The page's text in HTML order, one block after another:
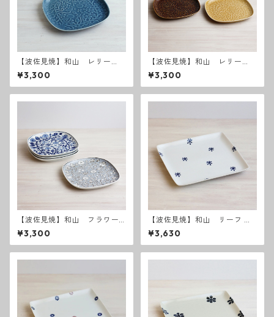
【波佐見焼】和山 レリー
フ・フラワーパレード 盛
皿 うす瑠璃
¥3,300
【波佐見焼】和山 レリー
フ・フラワーパレード 盛皿
¥3,300
【波佐見焼】和山 フラワー
パレード盛皿
¥3,300
【波佐見焼】和山 リーフ W
プレート角皿 - 大 -
¥3,630